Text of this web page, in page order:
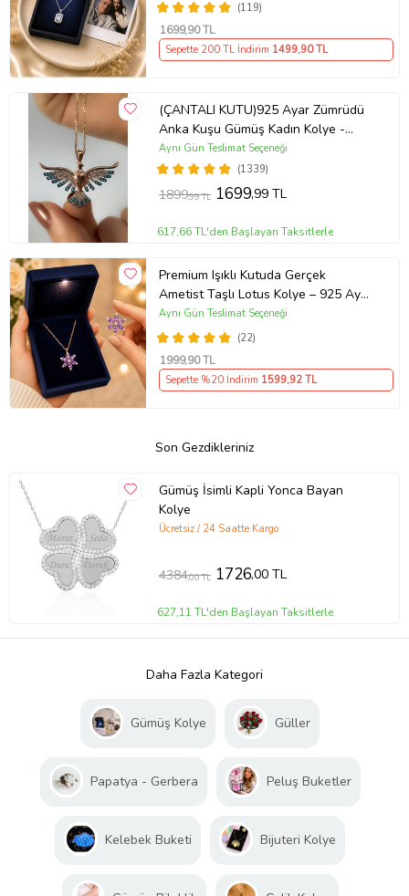
(119)
1699,90 TL
Sepette 200 TL İndirim 1499,90 TL
(ÇANTALI KUTU)925 Ayar Zümrüdü
Anka Kuşu Gümüş Kadın Kolye -
MAVİ
(1339)
Aynı Gün Teslimat Seçeneği
1899,99 TL 1699,99 TL
617,66 TL'den Başlayan Taksitlerle
Premium Işıklı Kutuda Gerçek
Ametist Taşlı Lotus Kolye – 925 Ayar
Gümüş Kadın Kolye
(22)
Aynı Gün Teslimat Seçeneği
1999,90 TL
Sepette %20 İndirim 1599,92 TL
Son Gezdikleriniz
Gümüş İsimli Kapli Yonca Bayan
Kolye
Ücretsiz / 24 Saatte Kargo
4384,00 TL 1726,00 TL
627,11 TL'den Başlayan Taksitlerle
Daha Fazla Kategori
Gümüş Kolye Güller
Papatya - Gerbera Peluş Buketler
Kelebek Buketi Bijuteri Kolye